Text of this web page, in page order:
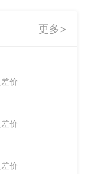
更多>
价
价
价